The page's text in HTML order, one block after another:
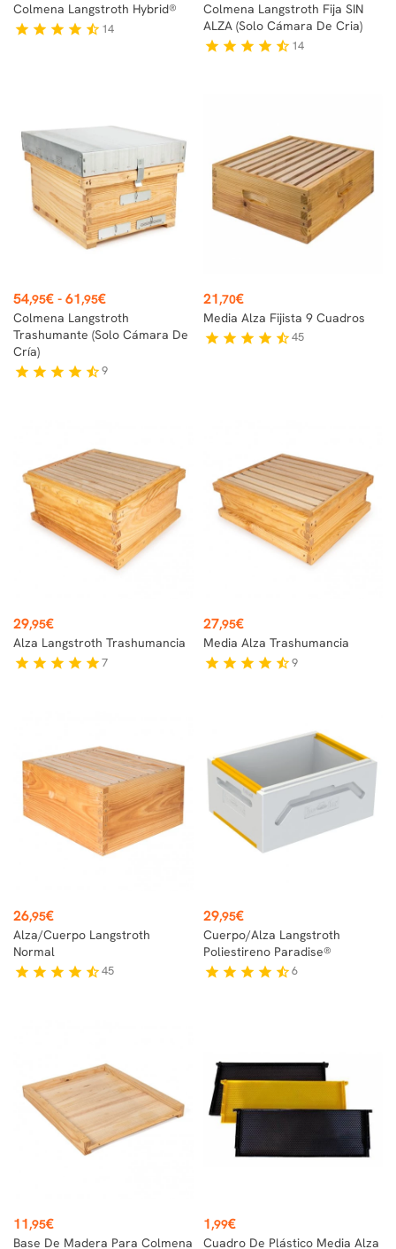
Colmena Langstroth Hybrid®
star star star star star_half 14
Colmena Langstroth Fija SIN
ALZA (solo Cámara De Cria)
star star star star star_half 14
Precio
54,95€-61,95€
Colmena Langstroth
Trashumante (solo Cámara De
Cría)
star star star star star_half9
Precio
21,70€
Media Alza Fijista 9 Cuadros
star star star star star_half45
Precio
29,95€
Alza Langstroth Trashumancia
star star star star star7
Precio
27,95€
Media Alza Trashumancia
star star star star star_half9
Precio
26,95€
Alza/Cuerpo Langstroth
Normal
star star star star star_half45
Precio
29,95€
Cuerpo/Alza Langstroth
Poliestireno Paradise®
star star star star star_half6
Precio
11,95€
Base De Madera Para Colmena
Precio
1,99€
Cuadro De Plástico Media Alza